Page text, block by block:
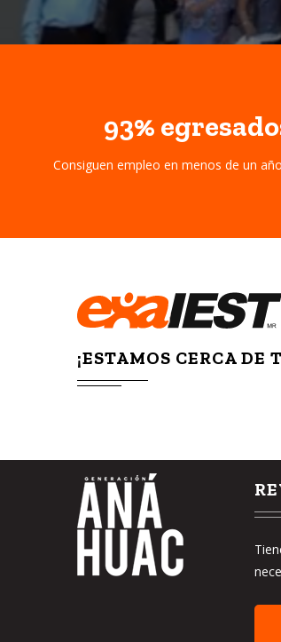
93%
Consiguen empleo en menos de un
¡ESTAMOS CERCA DE